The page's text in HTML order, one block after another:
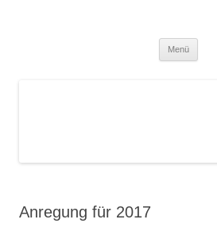
– Gesundes
Menü
Anregung für 2017